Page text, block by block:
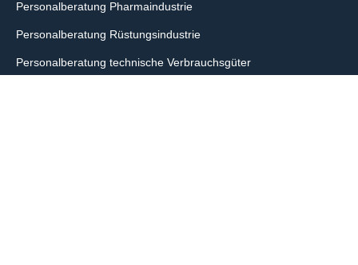
Personalberatung Pharmaindustrie
Personalberatung Rüstungsindustrie
Personalberatung technische Verbrauchsgüter